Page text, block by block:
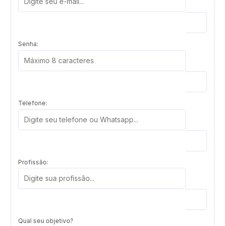
Senha:
Telefone:
Profissão:
Qual seu objetivo?